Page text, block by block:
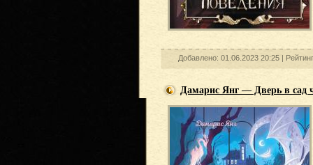
Добавлено: 01.06.2023 20:25 |
Дамарис Янг — Дверь в сад